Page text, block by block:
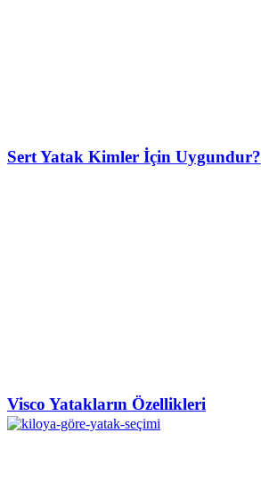
Sert Yatak Kimler İçin Uygundur?
Visco Yatakların Özellikleri